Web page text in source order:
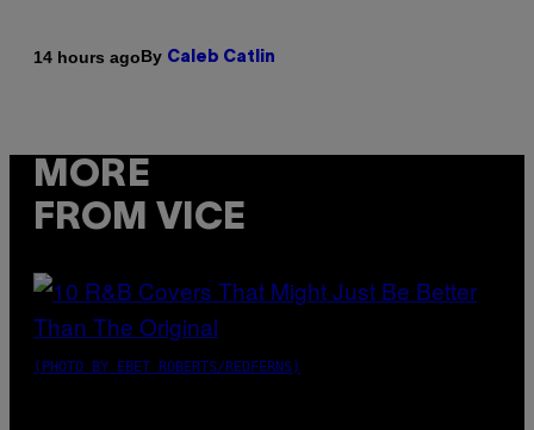
14 hours agoBy Caleb Catlin
MORE
FROM VICE
(PHOTO BY EBET ROBERTS/REDFERNS)